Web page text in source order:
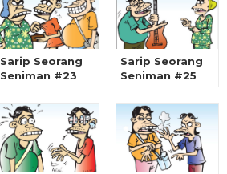
Sarip Seorang
Seniman #23
Sarip Seorang
Seniman #25